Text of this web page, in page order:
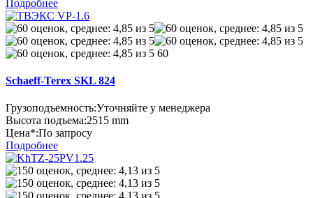
Подробнее
60
Schaeff-Terex SKL 824
Грузоподъемность:Уточняйте у менеджера
Высота подъема:2515 mm
Цена*:По запросу
Подробнее